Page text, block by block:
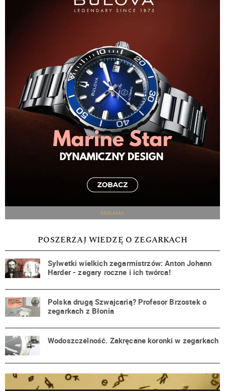
REKLAMA
POSZERZAJ WIEDZĘ O ZEGARKACH
Sylwetki wielkich zegarmistrzów: Anton Johann
Harder - zegary roczne i ich twórca!
Polska drugą Szwajcarią? Profesor Brzostek o
zegarkach z Błonia
Wodoszczelność. Zakręcane koronki w zegarkach